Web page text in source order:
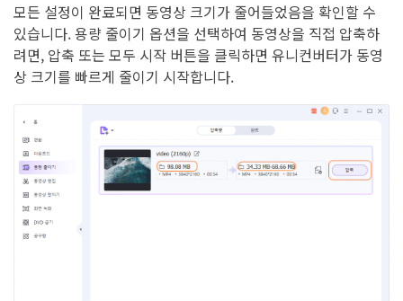
모든 설정이 완료되면 동영상 크기가 줄어들었음을 확인할 수
있습니다. 용량 줄이기 옵션을 선택하여 동영상을 직접 압축하
려면, 압축 또는 모두 시작 버튼을 클릭하면 유니컨버터가 동영
상 크기를 빠르게 줄이기 시작합니다.